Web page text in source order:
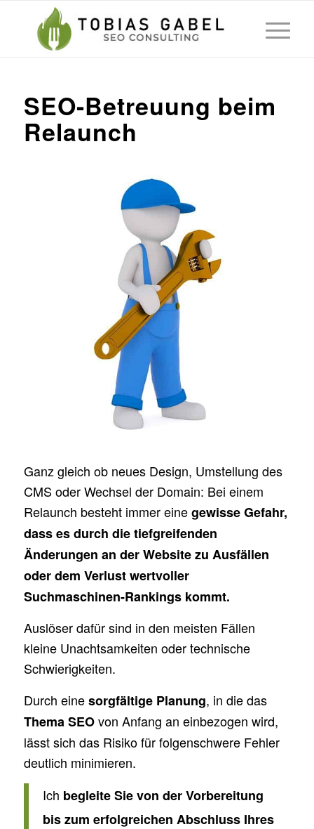
SEO-Betreuung beim
Relaunch
Ganz gleich ob neues Design, Umstellung des
CMS oder Wechsel der Domain: Bei einem
Relaunch besteht immer einegewisse Gefahr,
dass es durch die tiefgreifenden
Änderungen an der Website zu Ausfällen
oder dem Verlust wertvoller
Suchmaschinen-Rankings kommt.
Auslöser dafür sind in den meisten Fällen
kleine Unachtsamkeiten oder technische
Schwierigkeiten.
Durch einesorgfältige Planung, in die das
Thema SEOvon Anfang an einbezogen wird,
lässt sich das Risiko für folgenschwere Fehler
deutlich minimieren.
Ich begleite Sie von der Vorbereitung
bis zum erfolgreichen Abschluss Ihres